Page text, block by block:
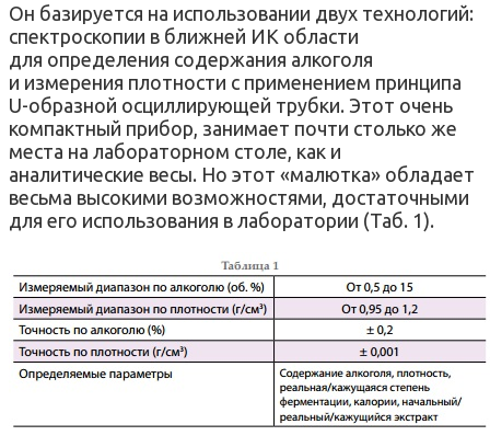
Он базируется на использовании двух технологий:
спектроскопии в ближней ИК области
для определения содержания алкоголя
и измерения плотности с применением принципа
U-образной осциллирующей трубки. Этот очень
компактный прибор, занимает почти столько же
места на лабораторном столе, как и
аналитические весы. Но этот «малютка» обладает
весьма высокими возможностями, достаточными
для его использования в лаборатории (Таб. 1).